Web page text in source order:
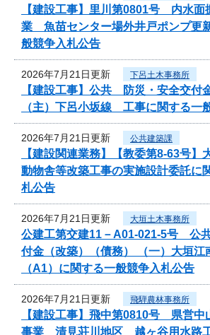
【建設工事】里川第0801号 内水面
業 魚苗センター場外井戸ポンプ更
般競争入札公告
2026年7月21日更新 下呂土木事務所
【建設工事】公共 防災・安全交付
（主）下呂小坂線 工事に関する一
2026年7月21日更新 公共建築課
【建設関連業務】【教委第8-63号】
動物舎等改築工事の実施設計委託に
札公告
2026年7月21日更新 大垣土木事務所
公建工第交建11－A01-021-5号 公
付金（改築）（債務） （一）大垣
（A1）に関する一般競争入札公告
2026年7月21日更新 飛騨農林事務所
【建設工事】飛中第0810号 県営中
事業 清見荘川地区 越ヶ谷用水路